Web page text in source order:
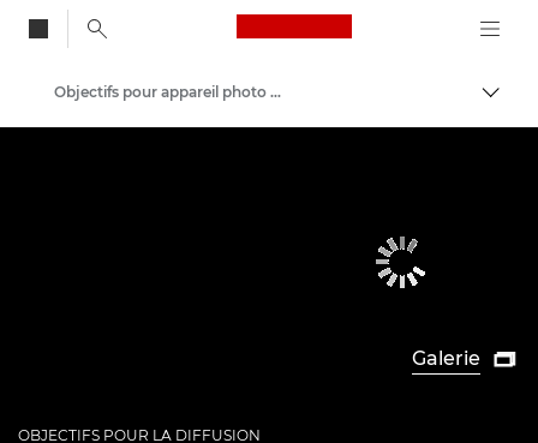
Canon Logo, back
Objectifs pour appareil photo Canon
Galerie 
OBJECTIFS POUR LA DIFFUSION